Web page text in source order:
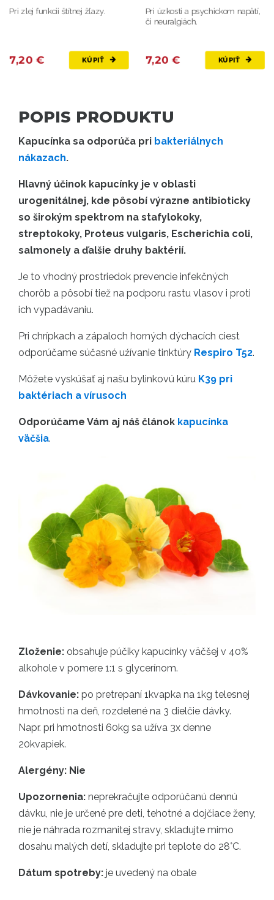
Pri zlej funkcii štítnej žľazy.
7,20 € KÚPIŤ
Pri úzkosti a psychickom napätí,
či neuralgiách.
7,20 € KÚPIŤ
POPIS PRODUKTU
Kapucínka sa odporúča pri bakteriálnych
nákazach.
Hlavný účinok kapucínky je v oblasti
urogenitálnej, kde pôsobí výrazne antibioticky
so širokým spektrom na stafylokoky,
streptokoky, Proteus vulgaris, Escherichia coli,
salmonely a ďalšie druhy baktérií.
Je to vhodný prostriedok prevencie infekčných
chorôb a pôsobí tiež na podporu rastu vlasov i proti
ich vypadávaniu.
Pri chrípkach a zápaloch horných dýchacích ciest
odporúčame súčasné uźívanie tinktúry Respiro T52.
Môžete vyskúšať aj našu bylinkovú kúru K39 pri
baktériach a vírusoch
Odporúčame Vám aj náš článok kapucínka
väčšia.
Zloženie: obsahuje púčiky kapucínky väčšej v 40%
alkohole v pomere 1:1 s glycerínom.
Dávkovanie: po pretrepaní 1kvapka na 1kg telesnej
hmotnosti na deň, rozdelené na 3 dielčie dávky.
Napr. pri hmotnosti 60kg sa užíva 3x denne
20kvapiek.
Alergény: Nie
Upozornenia: neprekračujte odporúčanú dennú
dávku, nie je určené pre deti, tehotné a dojčiace ženy,
nie je náhrada rozmanitej stravy, skladujte mimo
dosahu malých detí, skladujte pri teplote do 28°C.
Dátum spotreby: je uvedený na obale